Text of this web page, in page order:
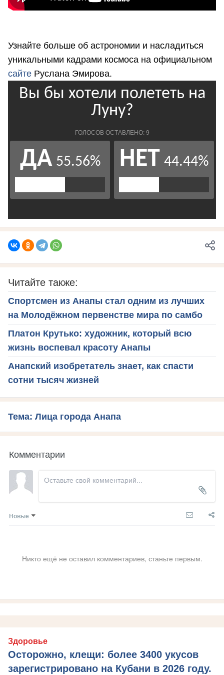
Узнайте больше об астрономии и насладиться
уникальными кадрами космоса на официальном
сайте Руслана Эмирова.
Читайте также:
Спортсмен из Анапы стал одним из лучших
на Молодёжном первенстве мира по самбо
Платон Крутько: художник, который всю
жизнь воспевал красоту Анапы
Анапский изобретатель знает, как спасти
сотни тысяч жизней
Тема: Лица города Анапа
Комментарии
Новые
Никто ещё не оставил комментариев, станьте первым.
Здоровье
Осторожно, клещи: более 3400 укусов
зарегистрировано на Кубани в 2026 году.